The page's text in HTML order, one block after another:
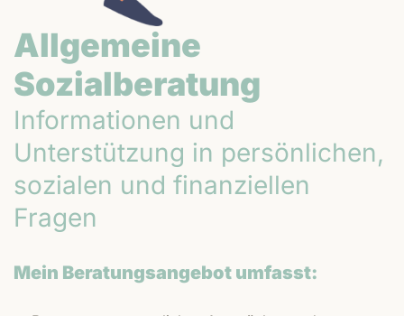
Allgemeine
Sozialberatung
Informationen und
Unterstützung in persönlichen,
sozialen und finanziellen
Fragen
Mein Beratungsangebot umfasst: